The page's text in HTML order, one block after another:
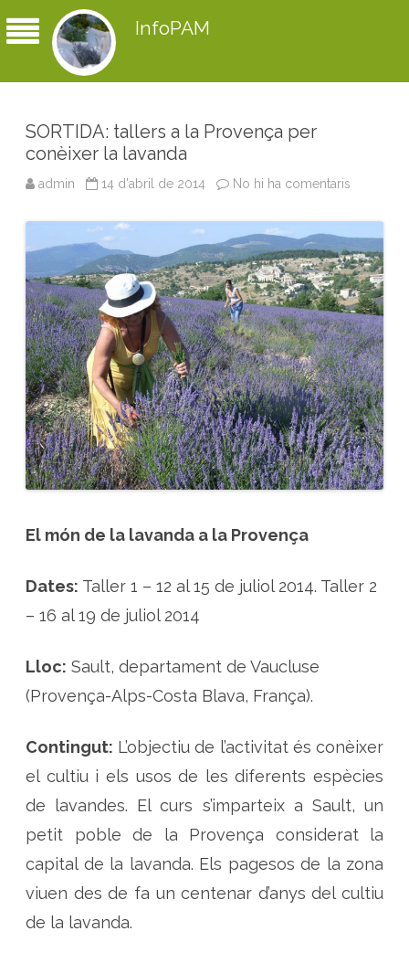
InfoPAM
SORTIDA: tallers a la Provença per
conèixer la lavanda
admin 14 d'abril de 2014 No hi ha comentaris
R
T
I
D
A
:
t
a
l
l
e
r
s
a
l
a
P
r
o
v
e
n
o
n
n
a
El món de la lavanda a la Provença
Dates: Taller 1 – 12 al 15 de juliol 2014. Taller 2
– 16 al 19 de juliol 2014
Lloc: Sault, departament de Vaucluse
(Provença-Alps-Costa Blava, França).
Contingut: L’objectiu de l’activitat és conèixer
el cultiu i els usos de les diferents espècies
de lavandes. El curs s’imparteix a Sault, un
petit poble de la Provença considerat la
capital de la lavanda. Els pagesos de la zona
viuen des de fa un centenar d’anys del cultiu
de la lavanda.